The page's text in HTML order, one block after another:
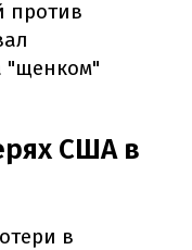
против
"щенком"
США в
в